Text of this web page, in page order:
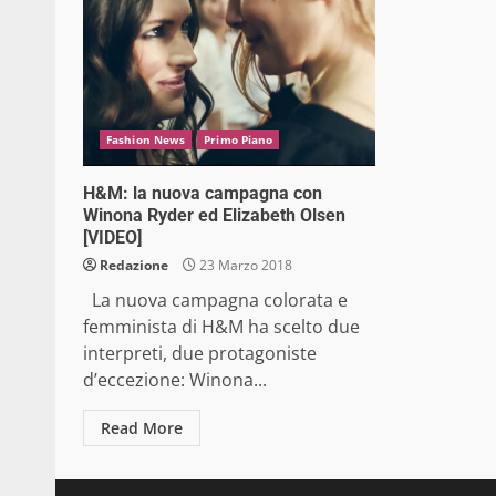
Fashion News Primo Piano
H&M: la nuova campagna con
Winona Ryder ed Elizabeth Olsen
[VIDEO]
Redazione 23 Marzo 2018
La nuova campagna colorata e
femminista di H&M ha scelto due
interpreti, due protagoniste
d’eccezione: Winona...
Read More